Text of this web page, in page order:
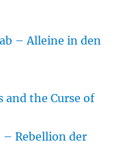
– Alleine in den
and the Curse of
Rebellion der